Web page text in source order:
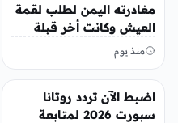
مغادرته اليمن لطلب لقمة
العيش وكانت أخر قبلة
يقدمها لإبنته
منذ يوم
اضبط الآن تردد روتانا
سبورت 2026 لمتابعة